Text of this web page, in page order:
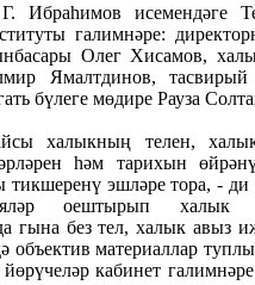
Ибраһимов исемендәге
галимнәре:
Олег Хисамов,
Ямалтдинов, тасвирый
бүлеге мөдире Рауза
халыкның телен,
һәм тарихын
тикшеренү эшләре тора, -
оештырып
гына без тел, халык авыз
объектив материаллар
йөрүчеләр кабинет